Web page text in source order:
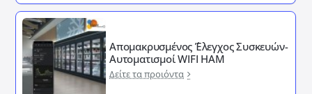
Απομακρυσμένος ΄Έλεγχος Συσκευών-
Αυτοματισμοί WIFI HAM
Δείτε τα προιόντα